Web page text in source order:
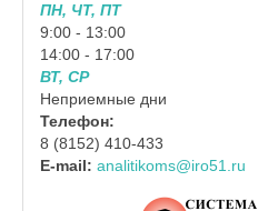
ПН, ЧТ, ПТ
9:00 - 13:00
14:00 - 17:00
ВТ, СР
Неприемные дни
Телефон:
8 (8152) 410-433
E-mail: analitikoms@iro51.ru